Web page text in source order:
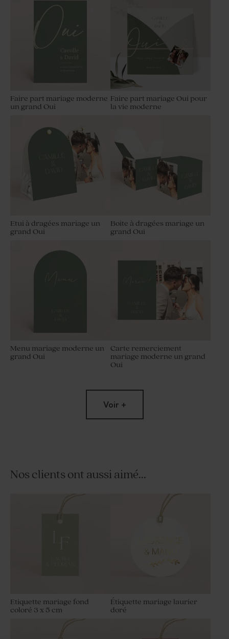
Faire part mariage moderne
un grand Oui
Faire part mariage Oui pour
la vie moderne
Etui à dragées mariage un
grand Oui
Boite à dragées mariage un
grand Oui
Menu mariage moderne un
grand Oui
Carte remerciement
mariage moderne un grand
Oui
Carte invitation mariage
Sticker mariage un grand
Save the date mariage
Livret de messe mariage un
Voir +
Nos clients ont aussi aimé...
Etiquette mariage fond
coloré 3 x 5 cm
Étiquette mariage laurier
doré